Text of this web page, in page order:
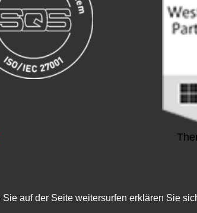
auf der Seite weitersurfen erklären Sie